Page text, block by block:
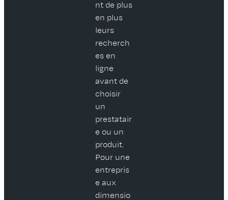
nt de plus
en plus
leurs
recherch
es en
ligne
avant de
choisir
un
prestatair
e ou un
produit.
Pour une
entrepris
e aux
dimensio